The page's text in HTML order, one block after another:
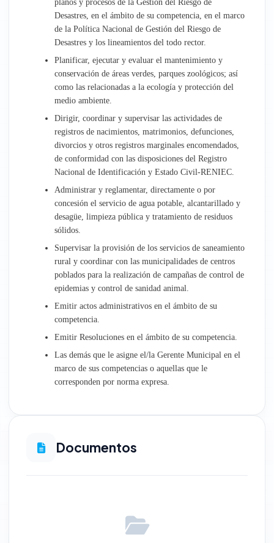
planos y procesos de la Gestión del Riesgo de
Desastres, en el ámbito de su competencia, en el marco
de la Política Nacional de Gestión del Riesgo de
Desastres y los lineamientos del todo rector.
Planificar, ejecutar y evaluar el mantenimiento y
conservación de áreas verdes, parques zoológicos; así
como las relacionadas a la ecología y protección del
medio ambiente.
Dirigir, coordinar y supervisar las actividades de
registros de nacimientos, matrimonios, defunciones,
divorcios y otros registros marginales encomendados,
de conformidad con las disposiciones del Registro
Nacional de Identificación y Estado Civil-RENIEC.
Administrar y reglamentar, directamente o por
concesión el servicio de agua potable, alcantarillado y
desagüe, limpieza pública y tratamiento de residuos
sólidos.
Supervisar la provisión de los servicios de saneamiento
rural y coordinar con las municipalidades de centros
poblados para la realización de campañas de control de
epidemias y control de sanidad animal.
Emitir actos administrativos en el ámbito de su
competencia.
Emitir Resoluciones en el ámbito de su competencia.
Las demás que le asigne el/la Gerente Municipal en el
marco de sus competencias o aquellas que le
corresponden por norma expresa.
Documentos